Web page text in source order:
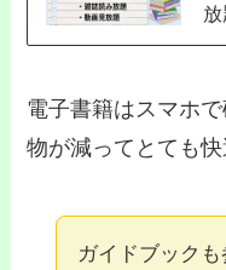
放
電子書籍はスマホ
物が減ってとても
ガイドブック